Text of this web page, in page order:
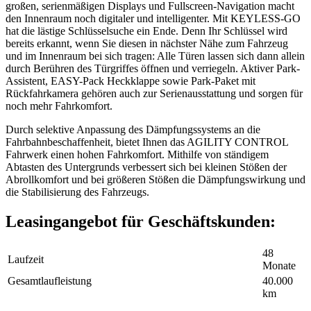
großen, serienmäßigen Displays und Fullscreen-Navigation macht
den Innenraum noch digitaler und intelligenter. Mit KEYLESS-GO
hat die lästige Schlüsselsuche ein Ende. Denn Ihr Schlüssel wird
bereits erkannt, wenn Sie diesen in nächster Nähe zum Fahrzeug
und im Innenraum bei sich tragen: Alle Türen lassen sich dann allein
durch Berühren des Türgriffes öffnen und verriegeln. Aktiver Park-
Assistent, EASY-Pack Heckklappe sowie Park-Paket mit
Rückfahrkamera gehören auch zur Serienausstattung und sorgen für
noch mehr Fahrkomfort.
Durch selektive Anpassung des Dämpfungssystems an die
Fahrbahnbeschaffenheit, bietet Ihnen das AGILITY CONTROL
Fahrwerk einen hohen Fahrkomfort. Mithilfe von ständigem
Abtasten des Untergrunds verbessert sich bei kleinen Stößen der
Abrollkomfort und bei größeren Stößen die Dämpfungswirkung und
die Stabilisierung des Fahrzeugs.
Leasingangebot für Geschäftskunden:
Laufzeit
48
Monate
Gesamtlaufleistung
40.000
km